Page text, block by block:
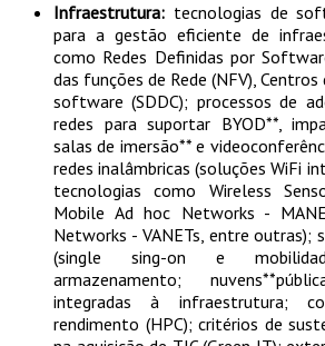
Infraestrutura: tecnologias de
para a gestão eficiente de
como Redes Definidas por
das funções de Rede (NFV),
software (SDDC); processos de
redes para suportar BYOD**,
salas de imersão** e
redes inalâmbricas (soluções WiFi
tecnologias como Wireless
Mobile Ad hoc Networks -
Networks - VANETs, entre outras);
(single sing-on e
armazenamento;
integradas à infraestrutura;
rendimento (HPC); critérios de